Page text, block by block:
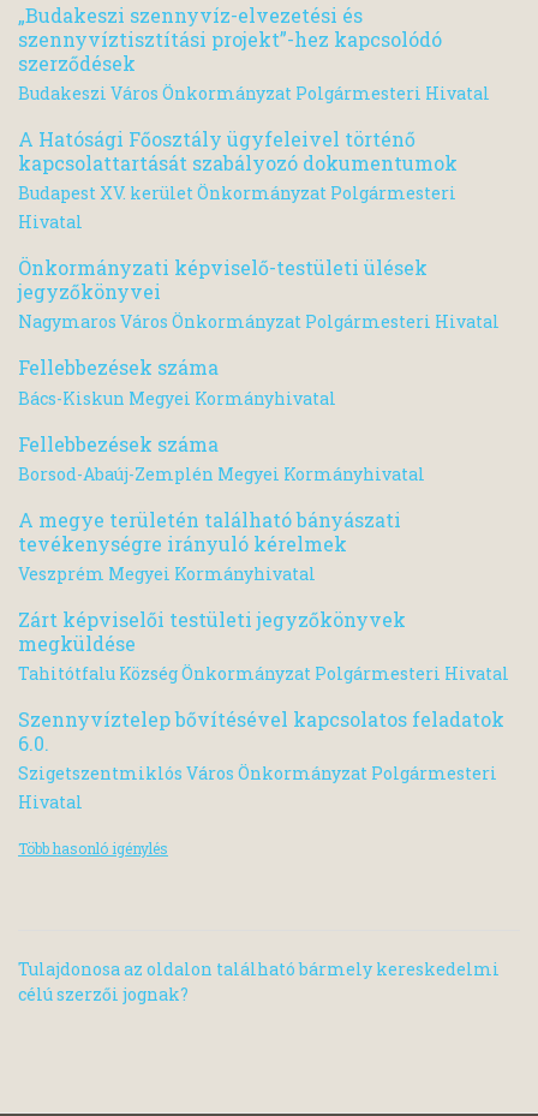
„Budakeszi szennyvíz-elvezetési és
szennyvíztisztítási projekt”-hez kapcsolódó
szerződések
Budakeszi Város Önkormányzat Polgármesteri Hivatal
A Hatósági Főosztály ügyfeleivel történő
kapcsolattartását szabályozó dokumentumok
Budapest XV. kerület Önkormányzat Polgármesteri
Hivatal
Önkormányzati képviselő-testületi ülések
jegyzőkönyvei
Nagymaros Város Önkormányzat Polgármesteri Hivatal
Fellebbezések száma
Bács-Kiskun Megyei Kormányhivatal
Fellebbezések száma
Borsod-Abaúj-Zemplén Megyei Kormányhivatal
A megye területén található bányászati
tevékenységre irányuló kérelmek
Veszprém Megyei Kormányhivatal
Zárt képviselői testületi jegyzőkönyvek
megküldése
Tahitótfalu Község Önkormányzat Polgármesteri Hivatal
Szennyvíztelep bővítésével kapcsolatos feladatok
6.0.
Szigetszentmiklós Város Önkormányzat Polgármesteri
Hivatal
Több hasonló igénylés
Tulajdonosa az oldalon található bármely kereskedelmi
célú szerzői jognak?